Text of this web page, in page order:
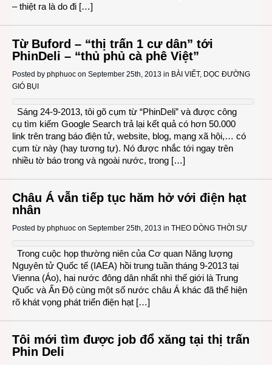
– thiệt ra là do đi […]
Từ Buford – “thị trấn 1 cư dân” tới
PhinDeli – “thủ phủ cà phê Việt”
Posted by phphuoc on September 25th, 2013 in BÀI VIẾT, DỌC ĐƯỜNG
GIÓ BỤI
Sáng 24-9-2013, tôi gõ cụm từ “PhinDeli” và được công
cụ tìm kiếm Google Search trả lại kết quả có hơn 50.000
link trên trang báo điện tử, website, blog, mạng xã hội,… có
cụm từ này (hay tương tự). Nó được nhắc tới ngay trên
nhiều tờ báo trong và ngoài nước, trong […]
Châu Á vẫn tiếp tục hăm hở với điện hạt
nhân
Posted by phphuoc on September 25th, 2013 in THEO DÒNG THỜI SỰ
Trong cuộc họp thường niên của Cơ quan Năng lượng
Nguyên tử Quốc tế (IAEA) hồi trung tuần tháng 9-2013 tại
Vienna (Áo), hai nước đông dân nhất nhì thế giới là Trung
Quốc và Ấn Độ cùng một số nước châu Á khác đã thể hiện
rõ khát vọng phát triển điện hạt […]
Tôi mới tìm được job đổ xăng tại thị trấn
Phin Deli